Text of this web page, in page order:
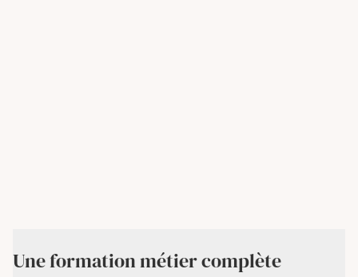
Une formation métier complète